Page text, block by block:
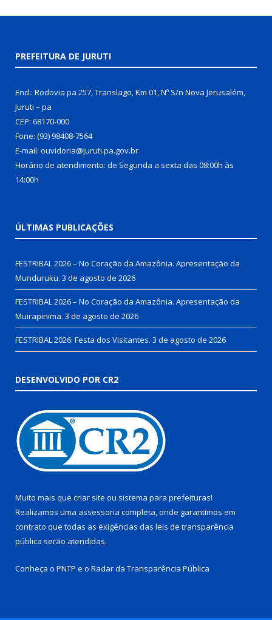
PREFEITURA DE JURUTI
End.: Rodovia pa 257, Translago, Km 01, Nº S/n Nova Jerusalém,
Juruti – pa
CEP: 68170-000
Fone: (93) 98408-7564
E-mail: ouvidoria@juruti.pa.gov.br
Horário de atendimento: de Segunda a sexta das 08:00h às
14:00h
ÚLTIMAS PUBLICAÇÕES
FESTRIBAL 2026 – No Coração da Amazônia. Apresentação da
Munduruku. 3 de agosto de 2026
FESTRIBAL 2026 – No Coração da Amazônia. Apresentação da
Muirapinima. 3 de agosto de 2026
FESTRIBAL 2026: Festa dos Visitantes. 3 de agosto de 2026
DESENVOLVIDO POR CR2
Muito mais que criar site ou sistema para prefeituras!
Realizamos uma assessoria completa, onde garantimos em
contrato que todas as exigências das leis de transparência
pública serão atendidas.
Conheça o PNTP e o Radar da Transparência Pública